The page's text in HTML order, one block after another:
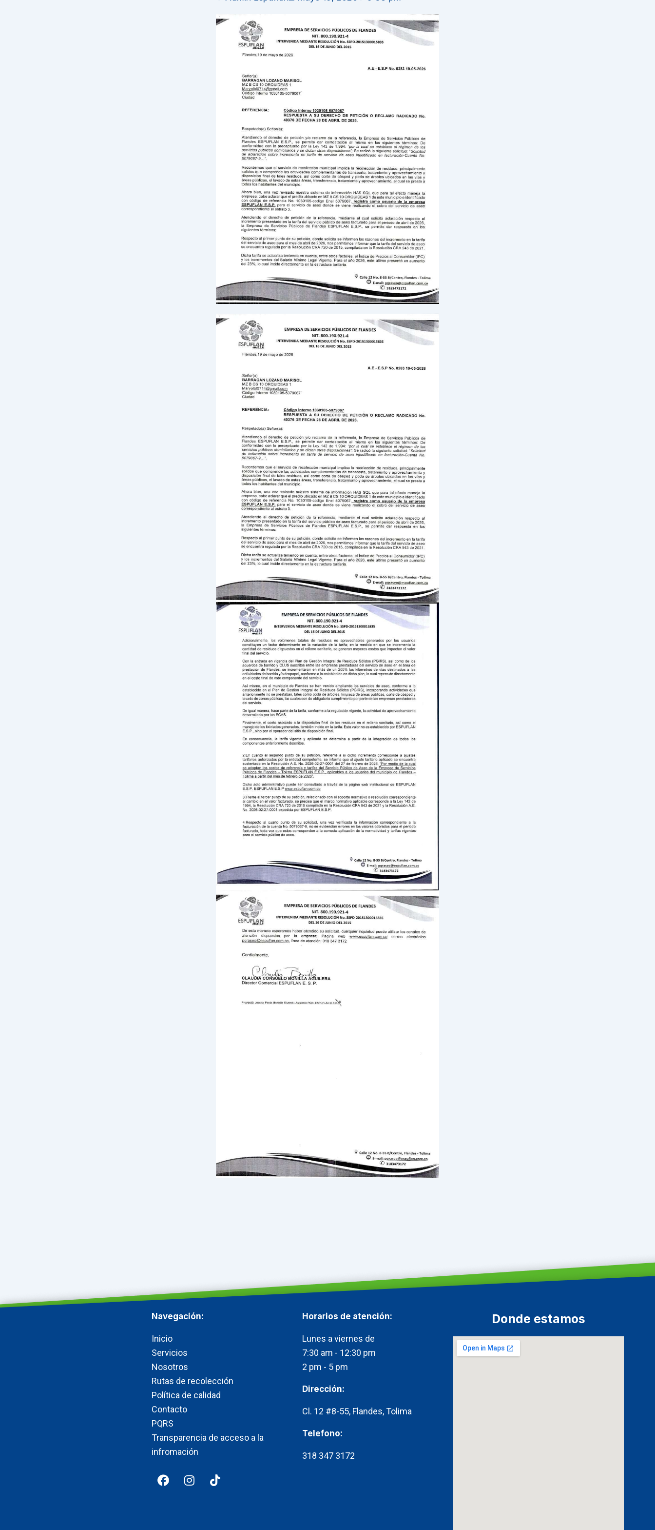
Navegación:
Inicio
Servicios
Nosotros
Rutas de recolección
Política de calidad
Contacto
PQRS
Transparencia de acceso a la
infromación
F
a
I
n
T
i
Horarios de atención:​
Lunes a viernes de
7:30 am - 12:30 pm
2 pm - 5 pm
Dirección:
Cl. 12 #8-55, Flandes, Tolima
Telefono:
318 347 3172
Donde estamos